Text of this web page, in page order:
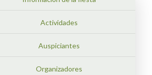
Actividades
Auspiciantes
Organizadores